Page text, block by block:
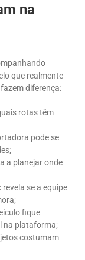
na
que realmente
diferença:
rotas têm
pode se
a planejar onde
revela se a equipe
fique
na plataforma;
costumam